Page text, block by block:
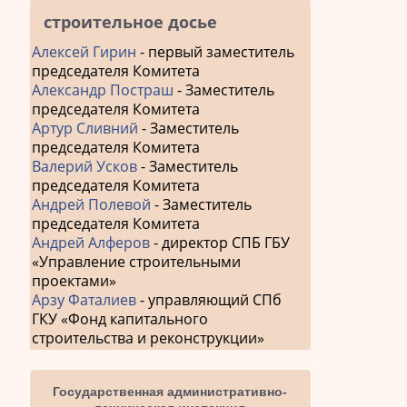
строительное досье
Алексей Гирин - первый заместитель
председателя Комитета
Александр Постраш - Заместитель
председателя Комитета
Артур Сливний - Заместитель
председателя Комитета
Валерий Усков- Заместитель
председателя Комитета
Андрей Полевой - Заместитель
председателя Комитета
Андрей Алферов- директор СПБ ГБУ
«Управление строительными
проектами»
Арзу Фаталиев- управляющий СПб
ГКУ «Фонд капитального
строительства и реконструкции»
Государственная административно-